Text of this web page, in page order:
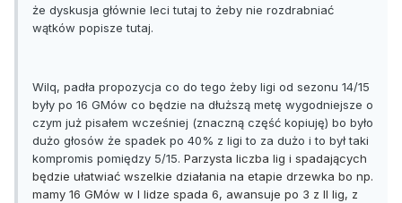
że dyskusja głównie leci tutaj to żeby nie rozdrabniać
wątków popisze tutaj.
Wilq, padła propozycja co do tego żeby ligi od sezonu 14/15
były po 16 GMów co będzie na dłuższą metę wygodniejsze o
czym już pisałem wcześniej (znaczną część kopiuję) bo było
dużo głosów że spadek po 40% z ligi to za dużo i to był taki
kompromis pomiędzy 5/15. Parzysta liczba lig i spadających
będzie ułatwiać wszelkie działania na etapie drzewka bo np.
mamy 16 GMów w I lidze spada 6, awansuje po 3 z II lig, z